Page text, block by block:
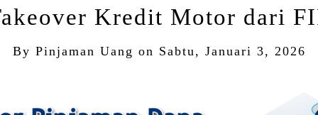
Kredit Motor dari
By Pinjaman Uang on Sabtu, Januari 3, 2026